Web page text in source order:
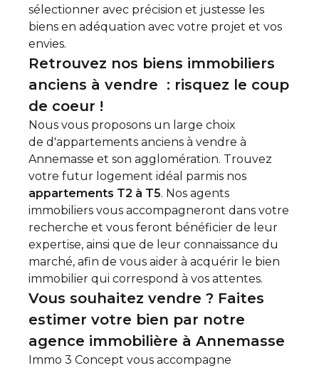
sélectionner avec précision et justesse les
biens en adéquation avec votre projet et vos
envies.
Retrouvez nos biens immobiliers
anciens à vendre : risquez le coup
de coeur !
Nous vous proposons un large choix
de d'appartements anciens à vendre à
Annemasse et son agglomération. Trouvez
votre futur logement idéal parmis nos
appartements T2 à T5. Nos agents
immobiliers vous accompagneront dans votre
recherche et vous feront bénéficier de leur
expertise, ainsi que de leur connaissance du
marché, afin de vous aider à acquérir le bien
immobilier qui correspond à vos attentes.
Vous souhaitez vendre ? Faites
estimer votre bien par notre
agence immobilière à Annemasse
Immo 3 Concept vous accompagne